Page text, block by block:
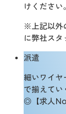
けください。
※上記以外
に弊社スタ
派遣
細いワイヤ
で揃えて
◎【求人